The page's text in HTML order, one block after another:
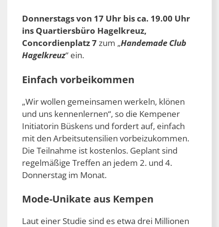
Donnerstagsvon 17 Uhr bis ca. 19.00 Uhr
ins Quartiersbüro Hagelkreuz,
Concordienplatz 7zum „Handemade Club
Hagelkreuz“ ein.
Einfach vorbeikommen
„Wir wollen gemeinsamen werkeln, klönen
und uns kennenlernen“, so die Kempener
Initiatorin Büskens und fordert auf, einfach
mit den Arbeitsutensilien vorbeizukommen.
Die Teilnahme ist kostenlos. Geplant sind
regelmäßige Treffen an jedem 2. und 4.
Donnerstag im Monat.
Mode-Unikate aus Kempen
Laut einer Studie sind es etwa drei Millionen